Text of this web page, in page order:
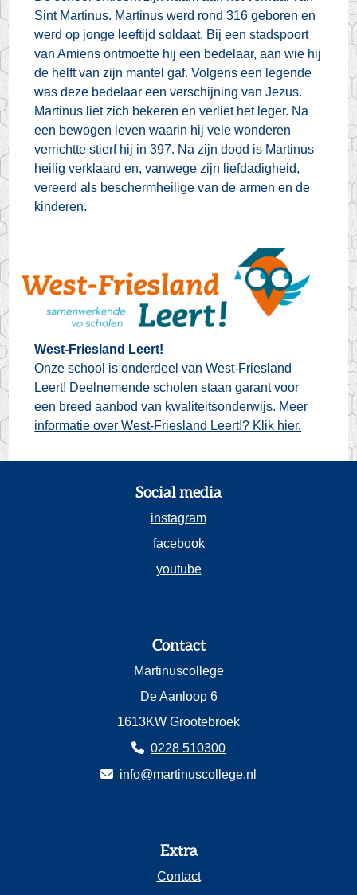
Sint Martinus. Martinus werd rond 316 geboren en
werd op jonge leeftijd soldaat. Bij een stadspoort
van Amiens ontmoette hij een bedelaar, aan wie hij
de helft van zijn mantel gaf. Volgens een legende
was deze bedelaar een verschijning van Jezus.
Martinus liet zich bekeren en verliet het leger. Na
een bewogen leven waarin hij vele wonderen
verrichtte stierf hij in 397. Na zijn dood is Martinus
heilig verklaard en, vanwege zijn liefdadigheid,
vereerd als beschermheilige van de armen en de
kinderen.
West-Friesland Leert!
Onze school is onderdeel van West-Friesland
Leert! Deelnemende scholen staan garant voor
een breed aanbod van kwaliteitsonderwijs. Meer
informatie over West-Friesland Leert!? Klik hier.
Social media
instagram
facebook
youtube
Contact
Martinuscollege
De Aanloop 6
1613KW Grootebroek
0228 510300
info@martinuscollege.nl
Extra
Contact